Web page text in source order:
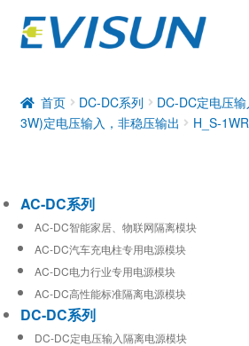
DC-DC系列
工业通信模块
首页 DC-DC系列 DC-DC定电压
3W)定电压输入，非稳压输出
H_S-
AC-DC系列
AC-DC智能家居、物联网隔离模块
AC-DC汽车充电柱专用电源模块
AC-DC电力行业专用电源模块
AC-DC高性能标准隔离电源模块
DC-DC系列
DC-DC定电压输入隔离电源模块